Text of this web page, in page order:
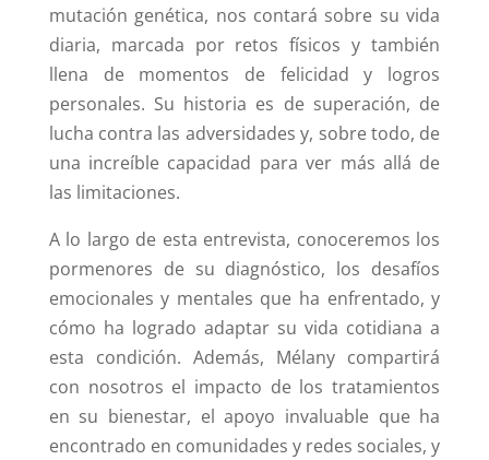
mutación genética, nos contará sobre su vida
diaria, marcada por retos físicos y también
llena de momentos de felicidad y logros
personales. Su historia es de superación, de
lucha contra las adversidades y, sobre todo, de
una increíble capacidad para ver más allá de
las limitaciones.
A lo largo de esta entrevista, conoceremos los
pormenores de su diagnóstico, los desafíos
emocionales y mentales que ha enfrentado, y
cómo ha logrado adaptar su vida cotidiana a
esta condición. Además, Mélany compartirá
con nosotros el impacto de los tratamientos
en su bienestar, el apoyo invaluable que ha
encontrado en comunidades y redes sociales, y